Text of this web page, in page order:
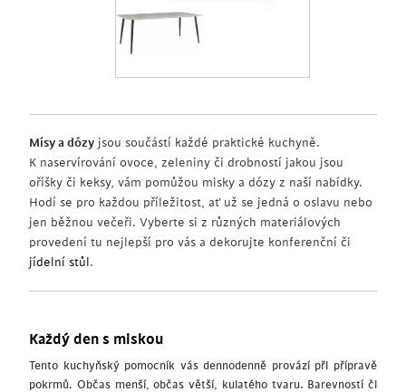
Mísy a dózy jsou součástí každé praktické kuchyně.
K naservírování ovoce, zeleniny či drobností jakou jsou
oříšky či keksy, vám pomůžou misky a dózy z naší nabídky.
Hodí se pro každou příležitost, ať už se jedná o oslavu nebo
jen běžnou večeři. Vyberte si z různých materiálových
provedení tu nejlepší pro vás a dekorujte konferenční či
jídelní stůl .
Každý den s miskou
Tento kuchyňský pomocník vás dennodenně provází při přípravě
pokrmů. Občas menší, občas větší, kulatého tvaru. Barevností či